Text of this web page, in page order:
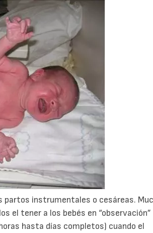
partos instrumentales o cesáreas.
el tener a los bebés en
hasta días completos) cuando el